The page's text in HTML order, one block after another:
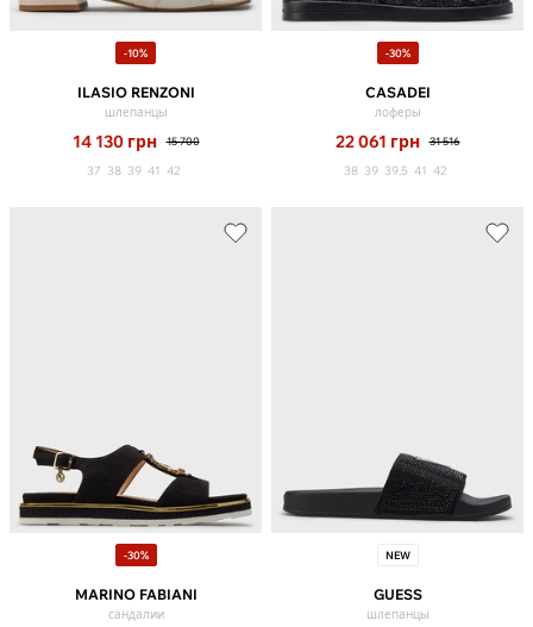
-10%
ILASIO RENZONI
шлепанцы
14 130 грн 15 700
37 38 39 41 42
-30%
CASADEI
лоферы
22 061 грн 31 516
38 39 39.5 41 42
-30%
MARINO FABIANI
сандалии
NEW
GUESS
шлепанцы